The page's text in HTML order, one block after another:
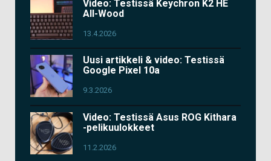
Video: Testissä Keychron K2 HE
All-Wood
13.4.2026
Uusi artikkeli & video: Testissä
Google Pixel 10a
9.3.2026
Video: Testissä Asus ROG Kithara
-pelikuulokkeet
11.2.2026